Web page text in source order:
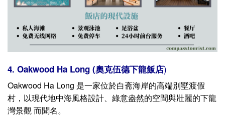
4. Oakwood Ha Long (奧克伍德下龍飯店)
Oakwood Ha Long 是一家位於白斋海岸的高端別墅渡假
村，以現代地中海風格設計、綠意盎然的空間與壯麗的下龍
灣景觀 而聞名。